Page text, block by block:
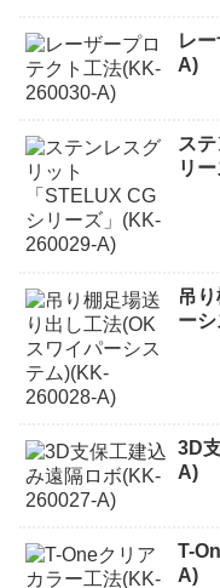
レ
A)
ス
リ
吊
ー
3D
A)
T-
A)